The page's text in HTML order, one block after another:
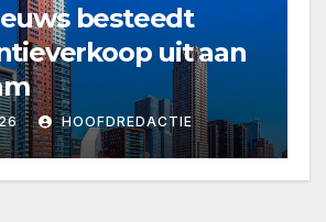
besteedt
uit aan
HOOFDREDACTIE